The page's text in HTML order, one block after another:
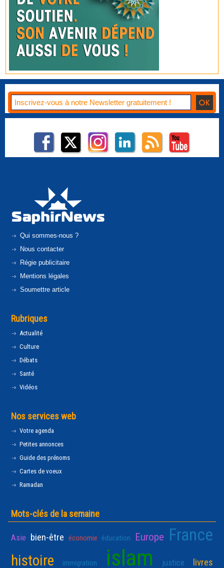
Qui sommes-nous ?
Nous contacter
Régie publicitaire
Mentions légales
Soumettre article
Rubriques
Actualité
Culture
Débats
Santé
Vidéos
Nos services web
Votre agenda
Petites annonces
Guide des prénoms
Cartes de voeux
Ramadan
Mots-clés de la semaine
Asie bien-être économie éducation Europe France
histoire immigration islam justice livres